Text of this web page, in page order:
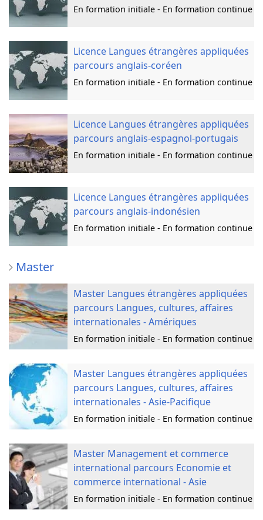
En formation initiale - En formation continue
Licence Langues étrangères appliquées
parcours anglais-coréen
En formation initiale - En formation continue
Licence Langues étrangères appliquées
parcours anglais-espagnol-portugais
En formation initiale - En formation continue
Licence Langues étrangères appliquées
parcours anglais-indonésien
En formation initiale - En formation continue
Master
Master Langues étrangères appliquées
parcours Langues, cultures, affaires
internationales - Amériques
En formation initiale - En formation continue
Master Langues étrangères appliquées
parcours Langues, cultures, affaires
internationales - Asie-Pacifique
En formation initiale - En formation continue
Master Management et commerce
international parcours Economie et
commerce international - Asie
En formation initiale - En formation continue